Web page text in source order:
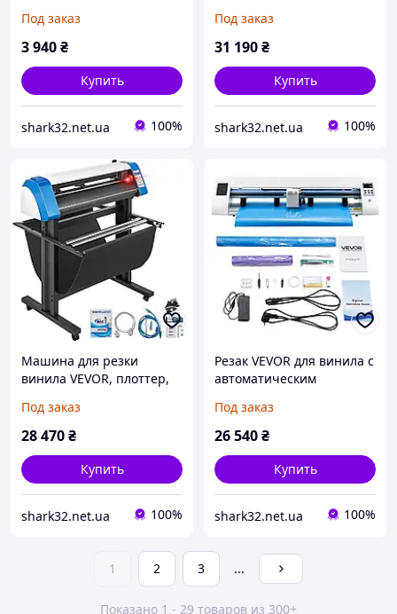
10 мм, с ограничителем
угла резки, резки
точильной
Под заказ
3 940₴
Купить
shark32.net.ua 100%
макс. Ширина резки 1260
мм, Скорость резки на
Под заказ
31 190₴
Купить
shark32.net.ua 100%
Машина для резки
винила VEVOR, плоттер,
полуавтоматическая
машина для резки
"сдела
Под заказ
28 470₴
Купить
shark32.net.ua 100%
Резак VEVOR для винила с
автоматическим
мм 773360
Под заказ
26 540₴
Купить
shark32.net.ua 100%
1 2 3 ...
Показано 1 - 29 товаров из 300+